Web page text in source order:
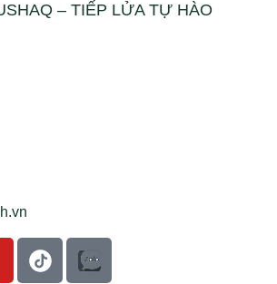
– TIẾP LỬA TỰ HÀO